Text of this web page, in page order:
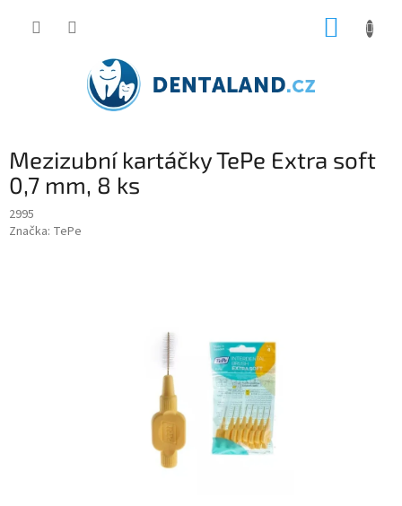
Mezizubní kartáčky TePe Extra soft
0,7 mm, 8 ks
2995
Značka: TePe